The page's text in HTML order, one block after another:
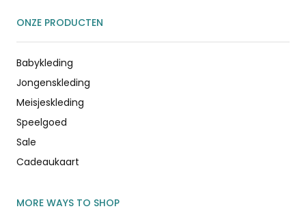
ONZE PRODUCTEN
Babykleding
Jongenskleding
Meisjeskleding
Speelgoed
Sale
Cadeaukaart
MORE WAYS TO SHOP